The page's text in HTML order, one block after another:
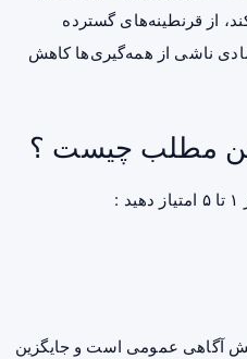
از قرنطینه‌های گسترده
ناشی از همه‌گیری‌ها کاهش
مطلب چیست ؟
آگاهی عمومی است و جایگزین